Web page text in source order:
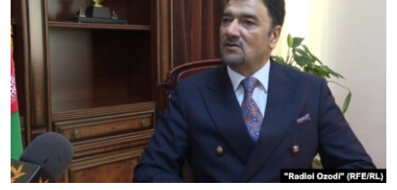
ГУЗОРИШҲОИ РАДИОӢ
Русский